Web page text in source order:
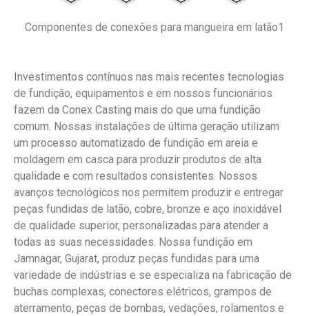
Componentes de conexões para mangueira em latão1
Investimentos contínuos nas mais recentes tecnologias
de fundição, equipamentos e em nossos funcionários
fazem da Conex Casting mais do que uma fundição
comum. Nossas instalações de última geração utilizam
um processo automatizado de fundição em areia e
moldagem em casca para produzir produtos de alta
qualidade e com resultados consistentes. Nossos
avanços tecnológicos nos permitem produzir e entregar
peças fundidas de latão, cobre, bronze e aço inoxidável
de qualidade superior, personalizadas para atender a
todas as suas necessidades. Nossa fundição em
Jamnagar, Gujarat, produz peças fundidas para uma
variedade de indústrias e se especializa na fabricação de
buchas complexas, conectores elétricos, grampos de
aterramento, peças de bombas, vedações, rolamentos e